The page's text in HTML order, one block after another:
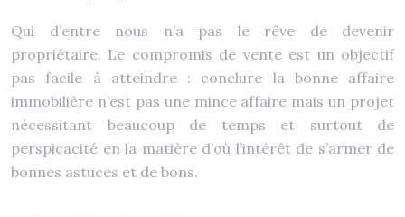
Qui d’entre nous n’a pas le rêve de devenir
propriétaire. Le compromis de vente est un objectif
pas facile à atteindre : conclure la bonne affaire
immobilière n’est pas une mince affaire mais un projet
nécessitant beaucoup de temps et surtout de
perspicacité en la matière d’où l’intérêt de s’armer de
bonnes astuces et de bons.